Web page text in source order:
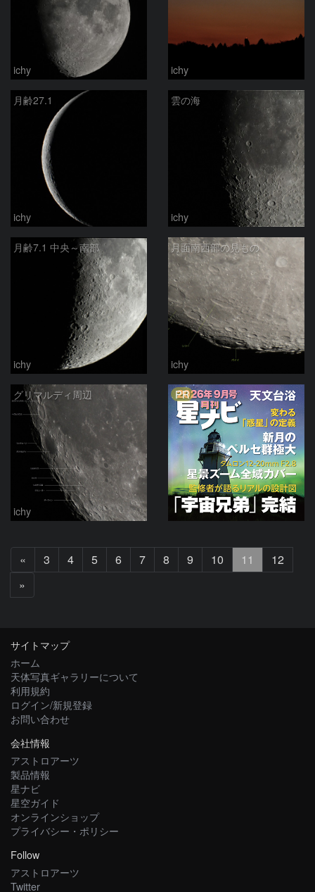
ichy ichy
月齢27.1
ichy
雲の海
ichy
月齢7.1 中央～南部
ichy
月面南西部の見もの
ichy
グリマルディ周辺
ichy
PR
«
へ
3 4 5 6 7 8 9 10 11
12
»
へ
サイトマップ
ホーム
天体写真ギャラリーについて
利用規約
ログイン/新規登録
お問い合わせ
会社情報
アストロアーツ
製品情報
星ナビ
星空ガイド
オンラインショップ
プライバシー・ポリシー
Follow
アストロアーツ
Twitter